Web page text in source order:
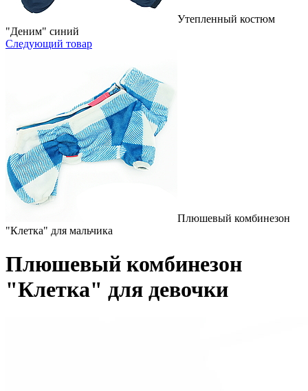
Утепленный костюм
"Деним" синий
Следующий товар
Плюшевый комбинезон
"Клетка" для мальчика
Плюшевый комбинезон
"Клетка" для девочки